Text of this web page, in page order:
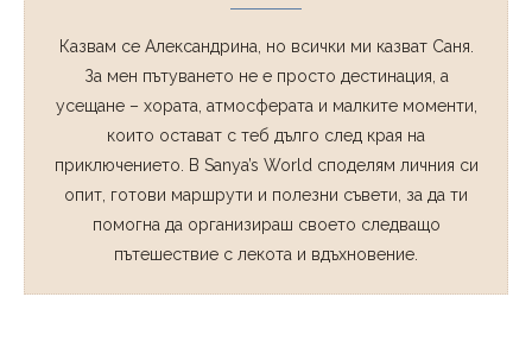
Казвам се Александрина, но всички ми казват Саня.
За мен пътуването не е просто дестинация, а
усещане – хората, атмосферата и малките моменти,
които остават с теб дълго след края на
приключението. В Sanya’s World споделям личния си
опит, готови маршрути и полезни съвети, за да ти
помогна да организираш своето следващо
пътешествие с лекота и вдъхновение.